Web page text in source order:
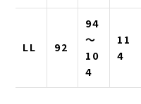
LL 92
94
〜
10
4
11
4